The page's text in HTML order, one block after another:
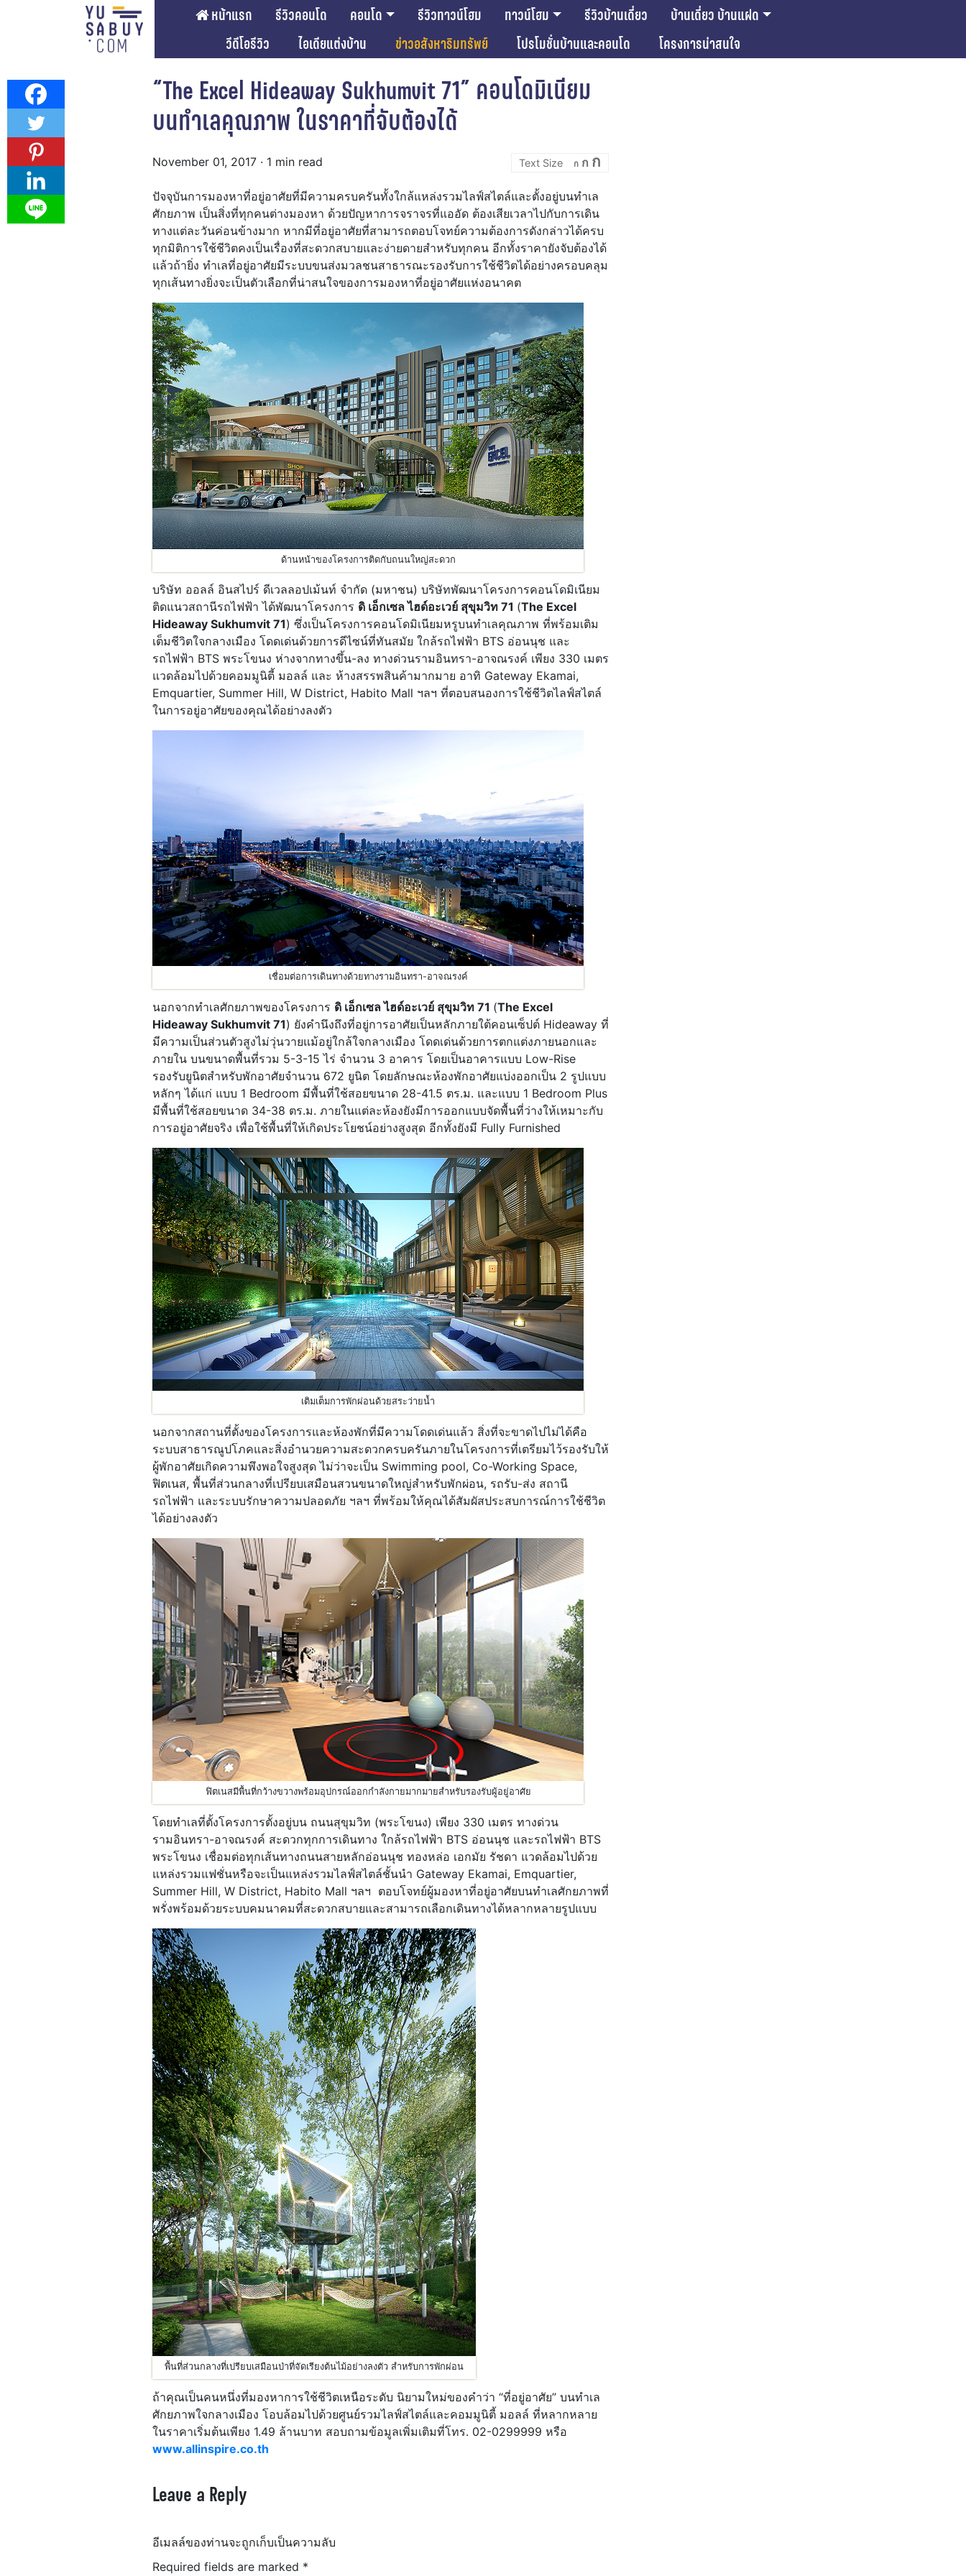
หน้าแรก รีวิวคอนโด คอนโด รีวิวทาวน์โฮม ทาวน์โฮม รีวิวบ้านเดี่ยว
บ้านเดี่ยว บ้านแฝด
วีดีโอรีวิว
ไอเดียแต่งบ้าน ข่าวอสังหาริมทรัพย์ โปรโมชั่นบ้านและคอนโด โครงการน่าสนใจ
“The Excel Hideaway Sukhumvit 71” คอนโดมิเนียม
บนทำเลคุณภาพ ในราคาที่จับต้องได้
November 01, 2017 · 1 min read ก
Decrease
font
size.
ก Reset
font
ก
ปัจจุบันการมองหาที่อยู่อาศัยที่มีความครบครันทั้งใกล้แหล่งรวมไลฟ์สไตล์และตั้งอยู่บนทำเล
ศักยภาพ เป็นสิ่งที่ทุกคนต่างมองหา ด้วยปัญหาการจราจรที่แออัด ต้องเสียเวลาไปกับการเดิน
ทางแต่ละวันค่อนข้างมาก หากมีที่อยู่อาศัยที่สามารถตอบโจทย์ความต้องการดังกล่าวได้ครบ
ทุกมิติการใช้ชีวิตคงเป็นเรื่องที่สะดวกสบายและง่ายดายสำหรับทุกคน อีกทั้งราคายังจับต้องได้
แล้วถ้ายิ่ง ทำเลที่อยู่อาศัยมีระบบขนส่งมวลชนสาธารณะรองรับการใช้ชีวิตได้อย่างครอบคลุม
ทุกเส้นทางยิ่งจะเป็นตัวเลือกที่น่าสนใจของการมองหาที่อยู่อาศัยแห่งอนาคต
ด้านหน้าของโครงการติดกับถนนใหญ่สะดวก
บริษัท ออลล์ อินสไปร์ ดีเวลลอปเม้นท์ จำกัด (มหาชน) บริษัทพัฒนาโครงการคอนโดมิเนียม
ติดแนวสถานีรถไฟฟ้า ได้พัฒนาโครงการ ดิ เอ็กเซล ไฮด์อะเวย์ สุขุมวิท 71 (The Excel
Hideaway Sukhumvit 71) ซึ่งเป็นโครงการคอนโดมิเนียมหรูบนทำเลคุณภาพ ที่พร้อมเติม
เต็มชีวิตใจกลางเมือง โดดเด่นด้วยการดีไซน์ที่ทันสมัย ใกล้รถไฟฟ้า BTS อ่อนนุช และ
รถไฟฟ้า BTS พระโขนง ห่างจากทางขึ้น-ลง ทางด่วนรามอินทรา-อาจณรงค์ เพียง 330 เมตร
แวดล้อมไปด้วยคอมมูนิตี้ มอลล์ และ ห้างสรรพสินค้ามากมาย อาทิ Gateway Ekamai,
Emquartier, Summer Hill, W District, Habito Mall ฯลฯ ที่ตอบสนองการใช้ชีวิตไลฟ์สไตล์
ในการอยู่อาศัยของคุณได้อย่างลงตัว
เชื่อมต่อการเดินทางด้วยทางรามอินทรา-อาจณรงค์
นอกจากทำเลศักยภาพของโครงการ ดิ เอ็กเซล ไฮด์อะเวย์ สุขุมวิท 71 (The Excel
Hideaway Sukhumvit 71) ยังคำนึงถึงที่อยู่การอาศัยเป็นหลักภายใต้คอนเซ็ปต์ Hideaway ที่
มีความเป็นส่วนตัวสูงไม่วุ่นวายแม้อยู่ใกล้ใจกลางเมือง โดดเด่นด้วยการตกแต่งภายนอกและ
ภายใน บนขนาดพื้นที่รวม 5-3-15 ไร่ จำนวน 3 อาคาร โดยเป็นอาคารแบบ Low-Rise
รองรับยูนิตสำหรับพักอาศัยจำนวน 672 ยูนิต โดยลักษณะห้องพักอาศัยแบ่งออกเป็น 2 รูปแบบ
หลักๆ ได้แก่ แบบ 1 Bedroom มีพื้นที่ใช้สอยขนาด 28-41.5 ตร.ม. และแบบ 1 Bedroom Plus
มีพื้นที่ใช้สอยขนาด 34-38 ตร.ม. ภายในแต่ละห้องยังมีการออกแบบจัดพื้นที่ว่างให้เหมาะกับ
การอยู่อาศัยจริง เพื่อใช้พื้นที่ให้เกิดประโยชน์อย่างสูงสุด อีกทั้งยังมี Fully Furnished
เติมเต็มการพักผ่อนด้วยสระว่ายน้ำ
นอกจากสถานที่ตั้งของโครงการและห้องพักที่มีความโดดเด่นแล้ว สิ่งที่จะขาดไปไม่ได้คือ
ระบบสาธารณูปโภคและสิ่งอำนวยความสะดวกครบครันภายในโครงการที่เตรียมไว้รองรับให้
ผู้พักอาศัยเกิดความพึงพอใจสูงสุด ไม่ว่าจะเป็น Swimming pool, Co-Working Space,
ฟิตเนส, พื้นที่ส่วนกลางที่เปรียบเสมือนสวนขนาดใหญ่สำหรับพักผ่อน, รถรับ-ส่ง สถานี
รถไฟฟ้า และระบบรักษาความปลอดภัย ฯลฯ ที่พร้อมให้คุณได้สัมผัสประสบการณ์การใช้ชีวิต
ได้อย่างลงตัว
ฟิตเนสมีพื้นที่กว้างขวางพร้อมอุปกรณ์ออกกำลังกายมากมายสำหรับรองรับผู้อยู่อาศัย
โดยทำเลที่ตั้งโครงการตั้งอยู่บน ถนนสุขุมวิท (พระโขนง) เพียง 330 เมตร ทางด่วน
รามอินทรา-อาจณรงค์ สะดวกทุกการเดินทาง ใกล้รถไฟฟ้า BTS อ่อนนุช และรถไฟฟ้า BTS
พระโขนง เชื่อมต่อทุกเส้นทางถนนสายหลักอ่อนนุช ทองหล่อ เอกมัย รัชดา แวดล้อมไปด้วย
แหล่งรวมแฟชั่นหรือจะเป็นแหล่งรวมไลฟ์สไตล์ชั้นนำ Gateway Ekamai, Emquartier,
Summer Hill, W District, Habito Mall ฯลฯ ตอบโจทย์ผู้มองหาที่อยู่อาศัยบนทำเลศักยภาพที่
พรั่งพร้อมด้วยระบบคมนาคมที่สะดวกสบายและสามารถเลือกเดินทางได้หลากหลายรูปแบบ
พื้นที่ส่วนกลางที่เปรียบเสมือนป่าที่จัดเรียงต้นไม้อย่างลงตัว สำหรับการพักผ่อน
ถ้าคุณเป็นคนหนึ่งที่มองหาการใช้ชีวิตเหนือระดับ นิยามใหม่ของคำว่า “ที่อยู่อาศัย” บนทำเล
ศักยภาพใจกลางเมือง โอบล้อมไปด้วยศูนย์รวมไลฟ์สไตล์และคอมมูนิตี้ มอลล์ ที่หลากหลาย
ในราคาเริ่มต้นเพียง 1.49 ล้านบาท สอบถามข้อมูลเพิ่มเติมที่โทร. 02-0299999 หรือ
www.allinspire.co.th
Leave a Reply
อีเมลล์ของท่านจะถูกเก็บเป็นความลับ
Required fields are marked *